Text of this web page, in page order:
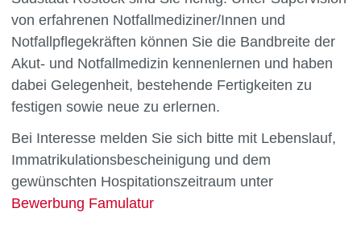
von erfahrenen Notfallmediziner/Innen und
Notfallpflegekräften können Sie die Bandbreite der
Akut- und Notfallmedizin kennenlernen und haben
dabei Gelegenheit, bestehende Fertigkeiten zu
festigen sowie neue zu erlernen.
Bei Interesse melden Sie sich bitte mit Lebenslauf,
Immatrikulationsbescheinigung und dem
gewünschten Hospitationszeitraum unter
Bewerbung Famulatur